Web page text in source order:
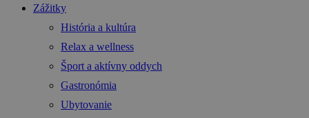
Zážitky
História a kultúra
Relax a wellness
Šport a aktívny oddych
Gastronómia
Ubytovanie